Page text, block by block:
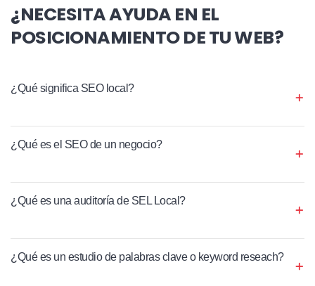
¿NECESITA AYUDA EN EL
POSICIONAMIENTO DE TU WEB?
¿Qué significa SEO local?
¿Qué es el SEO de un negocio?
¿Qué es una auditoría de SEL Local?
¿Qué es un estudio de palabras clave o keyword reseach?